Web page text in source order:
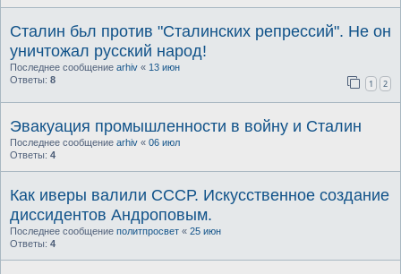
Сталин бьл против "Сталинских репрессий". Не он
уничтожал русский народ!
Последнее сообщение arhiv « 13 июн
Ответы: 8 1 2
Эвакуация промышленности в войну и Сталин
Последнее сообщение arhiv « 06 июл
Ответы: 4
Как иверы валили СССР. Искусственное создание
диссидентов Андроповым.
Последнее сообщение политпросвет « 25 июн
Ответы: 4